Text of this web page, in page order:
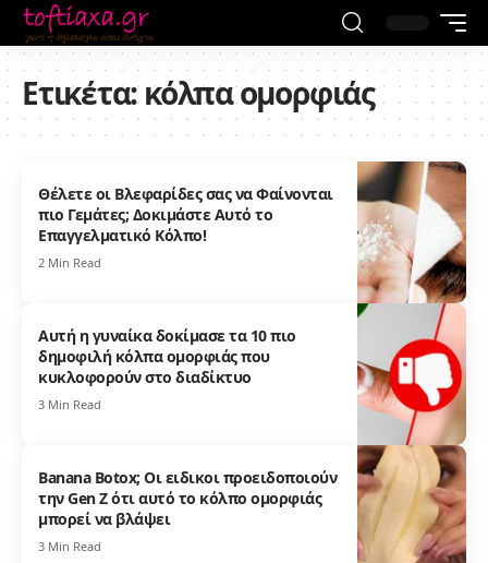
Ετικέτα:κόλπα ομορφιάς
Θέλετε οι Βλεφαρίδες σας να Φαίνονται
πιο Γεμάτες; Δοκιμάστε Αυτό το
Επαγγελματικό Κόλπο!
2 Min Read
Αυτή η γυναίκα δοκίμασε τα 10 πιο
δημοφιλή κόλπα ομορφιάς που
κυκλοφορούν στο διαδίκτυο
3 Min Read
Banana Botox; Οι ειδικοι προειδοποιούν
την Gen Z ότι αυτό το κόλπο ομορφιάς
μπορεί να βλάψει
3 Min Read